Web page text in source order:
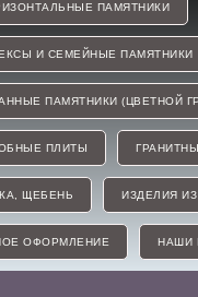
ПАМЯТНИКИ
И СЕМЕЙНЫЕ ПАМЯТНИКИ
ПАМЯТНИКИ (ЦВЕТНОЙ
ПЛИТЫ
ЩЕБЕНЬ ИЗДЕЛИЯ
ОФОРМЛЕНИЕ НАШИ